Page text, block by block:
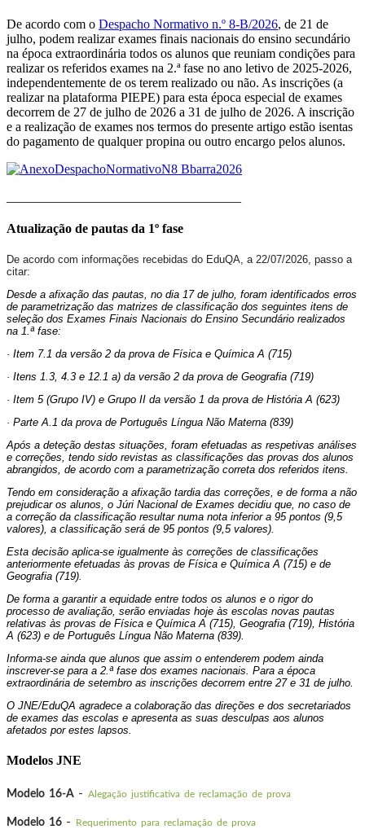
De acordo com o Despacho Normativo n.º 8-B/2026, de 21 de
julho, podem realizar exames finais nacionais do ensino secundário
na época extraordinária todos os alunos que reuniam condições para
realizar os referidos exames na 2.ª fase no ano letivo de 2025-2026,
independentemente de os terem realizado ou não. As inscrições (a
realizar na plataforma PIEPE) para esta época especial de exames
decorrem de 27 de julho de 2026 a 31 de julho de 2026. A inscrição
e a realização de exames nos termos do presente artigo estão isentas
do pagamento de qualquer propina ou outro encargo pelos alunos.
Atualização de pautas da 1º fase
De acordo com informações recebidas do EduQA, a 22/07/2026, passo a
citar:
Desde a afixação das pautas, no dia 17 de julho, foram identificados erros
de parametrização das matrizes de classificação dos seguintes itens de
seleção dos Exames Finais Nacionais do Ensino Secundário realizados
na 1.ª fase:
· Item 7.1 da versão 2 da prova de Física e Química A (715)
· Itens 1.3, 4.3 e 12.1 a) da versão 2 da prova de Geografia (719)
· Item 5 (Grupo IV) e Grupo II da versão 1 da prova de História A (623)
· Parte A.1 da prova de Português Língua Não Materna (839)
Após a deteção destas situações, foram efetuadas as respetivas análises
e correções, tendo sido revistas as classificações das provas dos alunos
abrangidos, de acordo com a parametrização correta dos referidos itens.
Tendo em consideração a afixação tardia das correções, e de forma a não
prejudicar os alunos, o Júri Nacional de Exames decidiu que, no caso de
a correção da classificação resultar numa nota inferior a 95 pontos (9,5
valores), a classificação será de 95 pontos (9,5 valores).
Esta decisão aplica-se igualmente às correções de classificações
anteriormente efetuadas às provas de Física e Química A (715) e de
Geografia (719).
De forma a garantir a equidade entre todos os alunos e o rigor do
processo de avaliação, serão enviadas hoje às escolas novas pautas
relativas às provas de Física e Química A (715), Geografia (719), História
A (623) e de Português Língua Não Materna (839).
Informa-se ainda que alunos que assim o entenderem podem ainda
inscrever-se para a 2.ª fase dos exames nacionais. Para a época
extraordinária de setembro as inscrições decorrem entre 27 e 31 de julho.
O JNE/EduQA agradece a colaboração das direções e dos secretariados
de exames das escolas e apresenta as suas desculpas aos alunos
afetados por estes lapsos.
Modelos JNE
Modelo 16-A - Alegação justificativa de reclamação de prova
Modelo 16 - Requerimento para reclamação de prova